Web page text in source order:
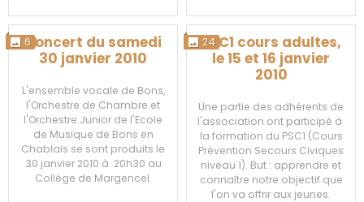
6
Concert du samedi
30 janvier 2010
L'ensemble vocale de Bons,
l'Orchestre de Chambre et
l'Orchestre Junior de l'Ecole
de Musique de Bons en
Chablais se sont produits le
30 janvier 2010 à 20h30 au
Collège de Margencel.
24
PSC1 cours adultes,
le 15 et 16 janvier
2010
Une partie des adhérents de
l'association ont participé à
la formation du PSC1 (Cours
Prévention Secours Civiques
niveau 1). But : apprendre et
connaître notre objectif que
l'on va offrir aux jeunes.